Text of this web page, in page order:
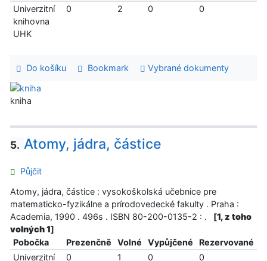
Univerzitní
knihovna
UHK
0 2 0 0
Do košíku Bookmark Vybrané dokumenty
kniha
5. Atomy, jádra, částice
Půjčit
Atomy, jádra, částice : vysokoškolská učebnice pre
matematicko-fyzikálne a prírodovedecké fakulty . Praha :
Academia, 1990 . 496s . ISBN 80-200-0135-2 : .
[1, z toho
volných 1]
Pobočka
Prezenčně Volné Vypůjčené
Rezervované
Univerzitní
0 1 0 0